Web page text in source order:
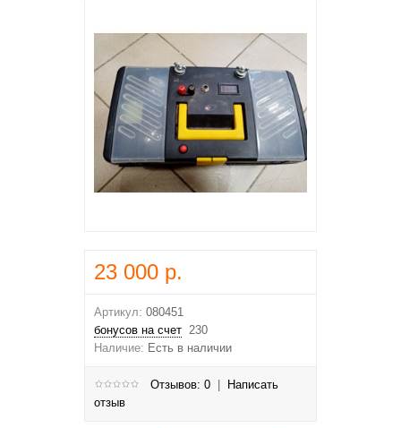
23 000 р.
Артикул: 080451
бонусов на счет 230
Наличие: Есть в наличии
Отзывов: 0
Написать
отзыв